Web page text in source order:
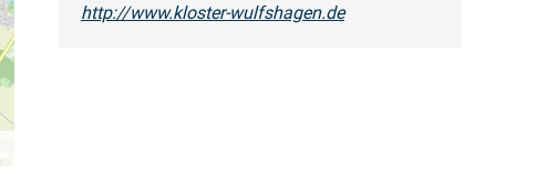
http://www.kloster-wulfshagen.de